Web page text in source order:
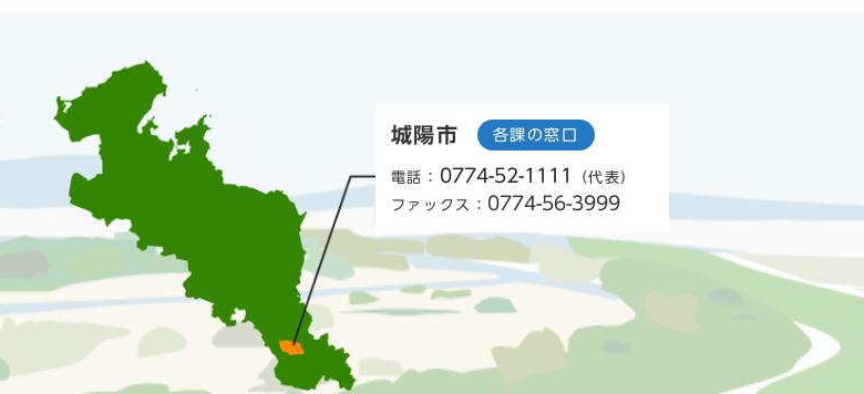
城陽市 各課の窓口
電話： 0774-52-1111
（代表）
ファックス： 0774-56-3999